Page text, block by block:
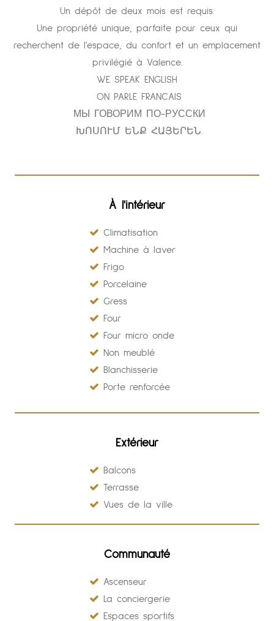
Un dépôt de deux mois est requis.
Une propriété unique, parfaite pour ceux qui
recherchent de l'espace, du confort et un emplacement
privilégié à Valence.
WE SPEAK ENGLISH
ON PARLE FRANCAIS
МЫ ГОВОРИМ ПО-РУССКИ
ԽՈՍՈՒՄ ԵՆՔ ՀԱՅԵՐԵՆ.
À l'intérieur
Climatisation
Machine à laver
Frigo
Porcelaine
Gress
Four
Four micro onde
Non meublé
Blanchisserie
Porte renforcée
Extérieur
Balcons
Terrasse
Vues de la ville
Communauté
Ascenseur
La conciergerie
Espaces sportifs